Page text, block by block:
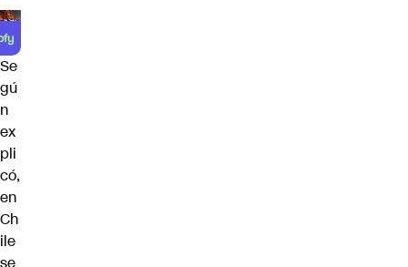
Se
gú
n
ex
pli
có,
en
Ch
ile